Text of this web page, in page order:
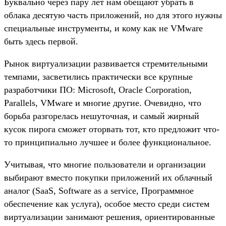
облака десятую часть приложений, но для этого нужны
специальные инструменты, и кому как не VMware
быть здесь первой.
Рынок виртуализации развивается стремительными
темпами, засветились практически все крупные
разработчики ПО: Microsoft, Oracle Corporation,
Parallels, VMware и многие другие. Очевидно, что
борьба разгорелась нешуточная, и самый жирный
кусок пирога сможет оторвать тот, кто предложит что-
то принципиально лучшее и более функциональное.
Учитывая, что многие пользователи и организации
выбирают вместо покупки приложений их облачный
аналог (SaaS, Software as a service, Программное
обеспечение как услуга), особое место среди систем
виртуализации занимают решения, ориентированные